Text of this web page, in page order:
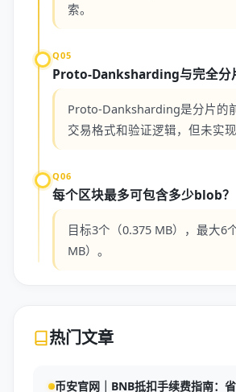
索。
Q05
Proto-Danksharding与完全分
Proto-Danksharding是分片的
交易格式和验证逻辑，但未实现
Q06
每个区块最多可包含多少blob？
目标3个（0.375 MB），最大6
MB）。
热门文章
币安官网｜BNB抵扣手续费指南：